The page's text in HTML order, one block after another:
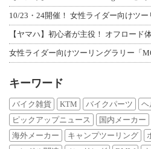
10/23・24開催！ 女性ライダー向けツ
【ヤマハ】初心者が主役！ オフロード
女性ライダー向けツーリングラリー「
キーワード
バイク雑貨 KTM バイクパーツ ヘ
ピックアップニュース
国内メーカー
海外メーカー
キャンプツーリング